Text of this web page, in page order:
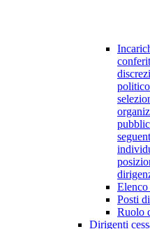
Posti
Ruolo
Dirigenti